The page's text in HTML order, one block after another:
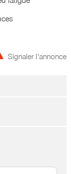
Signaler l'annonce